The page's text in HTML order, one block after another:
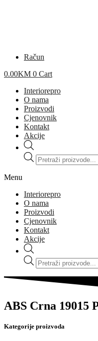
Račun
0.00KM 0 Cart
Interiorepro
O nama
Proizvodi
Cjenovnik
Kontakt
Akcije
Products
search
Menu
Interiorepro
O nama
Proizvodi
Cjenovnik
Kontakt
Akcije
Products
search
ABS Crna 19015
Kategorije proizvoda